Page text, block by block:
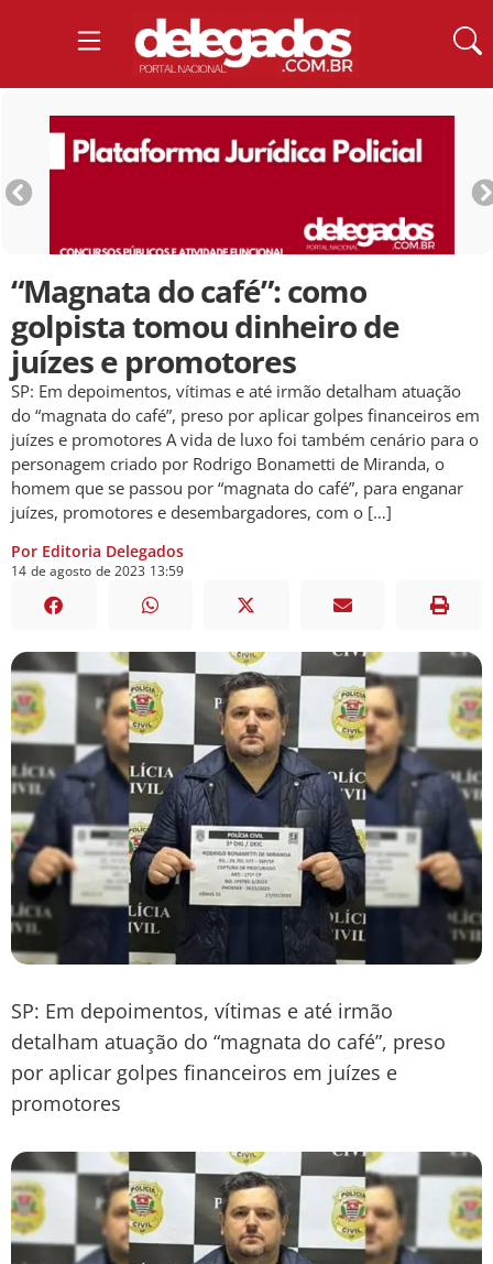
“Magnata do café”: como
golpista tomou dinheiro de
juízes e promotores
SP: Em depoimentos, vítimas e até irmão detalham atuação
do “magnata do café”, preso por aplicar golpes financeiros em
juízes e promotores A vida de luxo foi também cenário para o
personagem criado por Rodrigo Bonametti de Miranda, o
homem que se passou por “magnata do café”, para enganar
juízes, promotores e desembargadores, com o […]
Por Editoria Delegados
14 de agosto de 2023 13:59
SP: Em depoimentos, vítimas e até irmão
detalham atuação do “magnata do café”, preso
por aplicar golpes financeiros em juízes e
promotores